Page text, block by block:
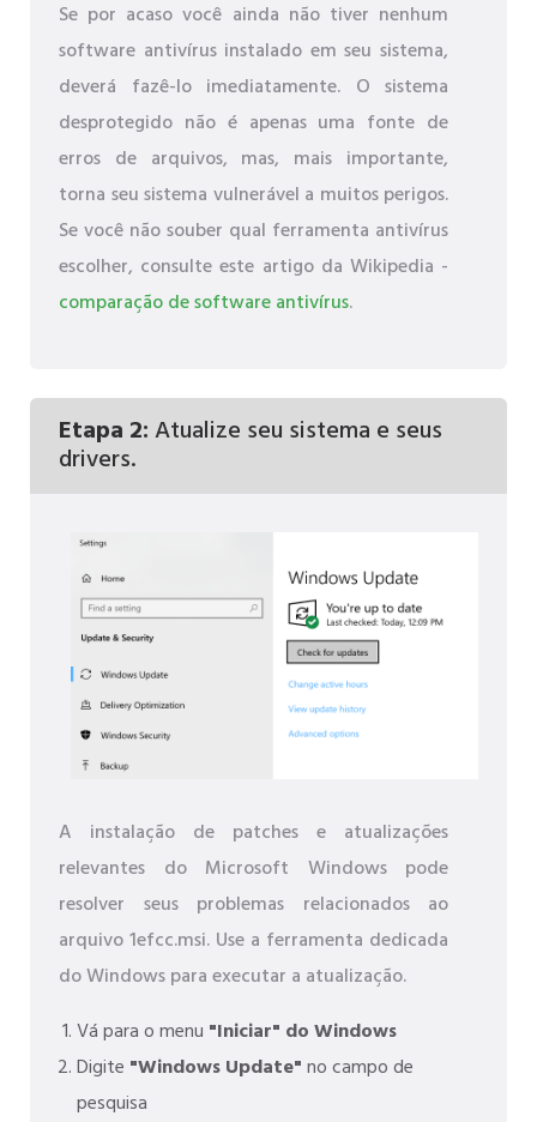
Se por acaso você ainda não tiver nenhum
software antivírus instalado em seu sistema,
deverá fazê-lo imediatamente. O sistema
desprotegido não é apenas uma fonte de
erros de arquivos, mas, mais importante,
torna seu sistema vulnerável a muitos perigos.
Se você não souber qual ferramenta antivírus
escolher, consulte este artigo da Wikipedia -
comparação de software antivírus.
Etapa 2:Atualize seu sistema e seus
drivers.
A instalação de patches e atualizações
relevantes do Microsoft Windows pode
resolver seus problemas relacionados ao
arquivo 1efcc.msi. Use a ferramenta dedicada
do Windows para executar a atualização.
Vá para o menu "Iniciar" do Windows
Digite "Windows Update"no campo de
pesquisa